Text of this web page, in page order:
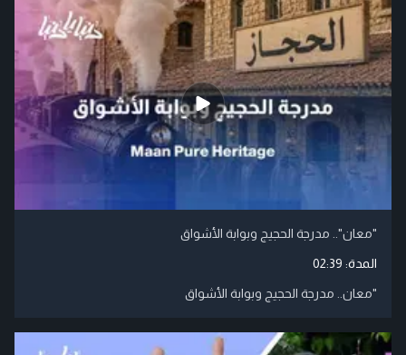
"معان".. مدرجة الحجيج وبوابة الأشواق
المدة: 02:39
"معان.. مدرجة الحجيج وبوابة الأشواق